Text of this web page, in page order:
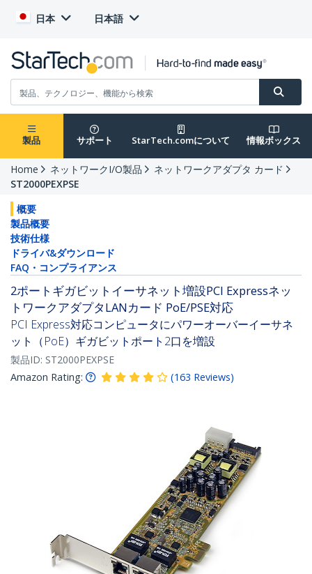
日本 日本語
製品 サポート StarTech.comについて 情報ボックス
Home ネットワークI/O製品
ネットワークアダプタ カード
ST2000PEXPSE
概要
製品概要
技術仕様
ドライバ&ダウンロード
FAQ・コンプライアンス
2ポートギガビットイーサネット増設PCI Expressネッ
トワークアダプタLANカード PoE/PSE対応
PCI Express対応コンピュータにパワーオーバーイーサネ
ット（PoE）ギガビットポート2口を増設
製品ID: ST2000PEXPSE
Amazon Rating:
(163 Reviews)